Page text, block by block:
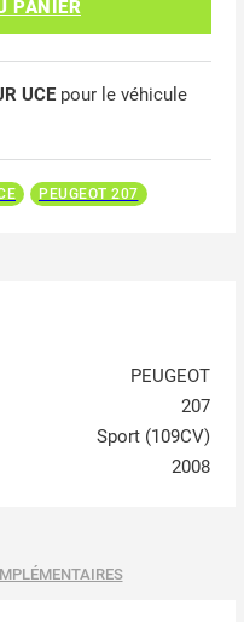
PANIER
UCEpour le véhicule
PEUGEOT 207
PEUGEOT
207
Sport (109CV)
2008